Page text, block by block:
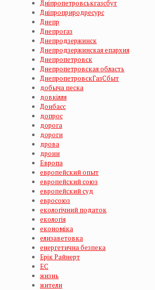
Дніпропетровськгазсбут
Дніпроприродресурс
Днепр
Днепрогаз
Днепродзержинск
Днепродзержинская епархия
Днепропетровск
Днепропетровская область
ДнепропетровскГазСбыт
добыча песка
довкілля
Донбасс
допрос
дорога
дороги
дрова
дрони
Европа
европейский опыт
европейский союз
европейский суд
евросоюз
екологічний податок
екологія
економіка
елизаветовка
енергетична безпека
Ерік Райнерт
ЕС
жизнь
жители